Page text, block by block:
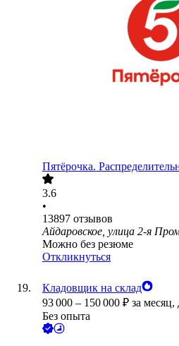
Пятёрочка.
3.6
•
13897 отзывов
Айдаровское, улица 2-я
Можно без резюме
Откликнуться
Кладовщик на склад
93 000 – 150 000 ₽ за месяц,
Без опыта